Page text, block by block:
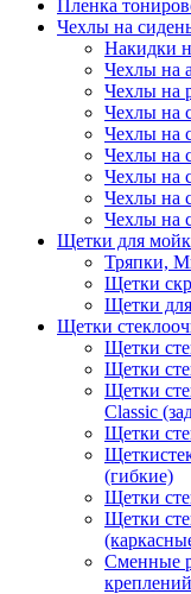
Пленка
Чехлы на
Накидки
Чехлы на
Чехлы на
Чехлы на
Чехлы на
Чехлы на
Чехлы на
Чехлы на
Чехлы на
Щетки для
Тряпки,
Щетки
Щетки
Щетки
Щетки
Щетки
Щетки
Classic
Щетки
(гибкие)
Щетки
Щетки
Сменные
креплений